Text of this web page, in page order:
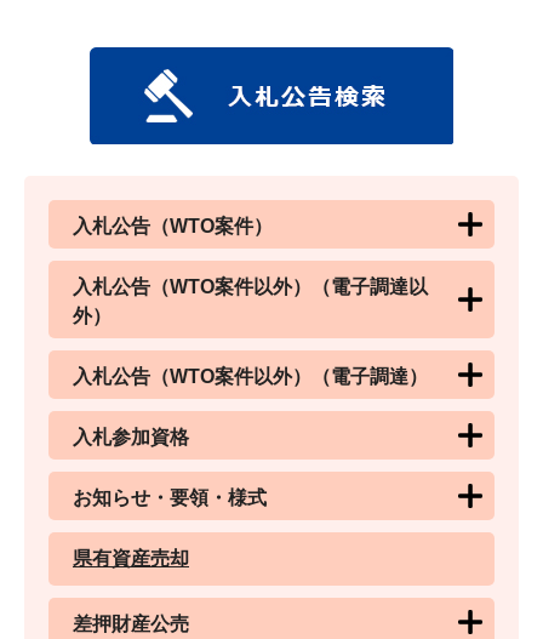
入札公告（WTO案件）
入札公告（WTO案件以外）（電子調達以
外）
入札公告（WTO案件以外）（電子調達）
入札参加資格
お知らせ・要領・様式
県有資産売却
差押財産公売